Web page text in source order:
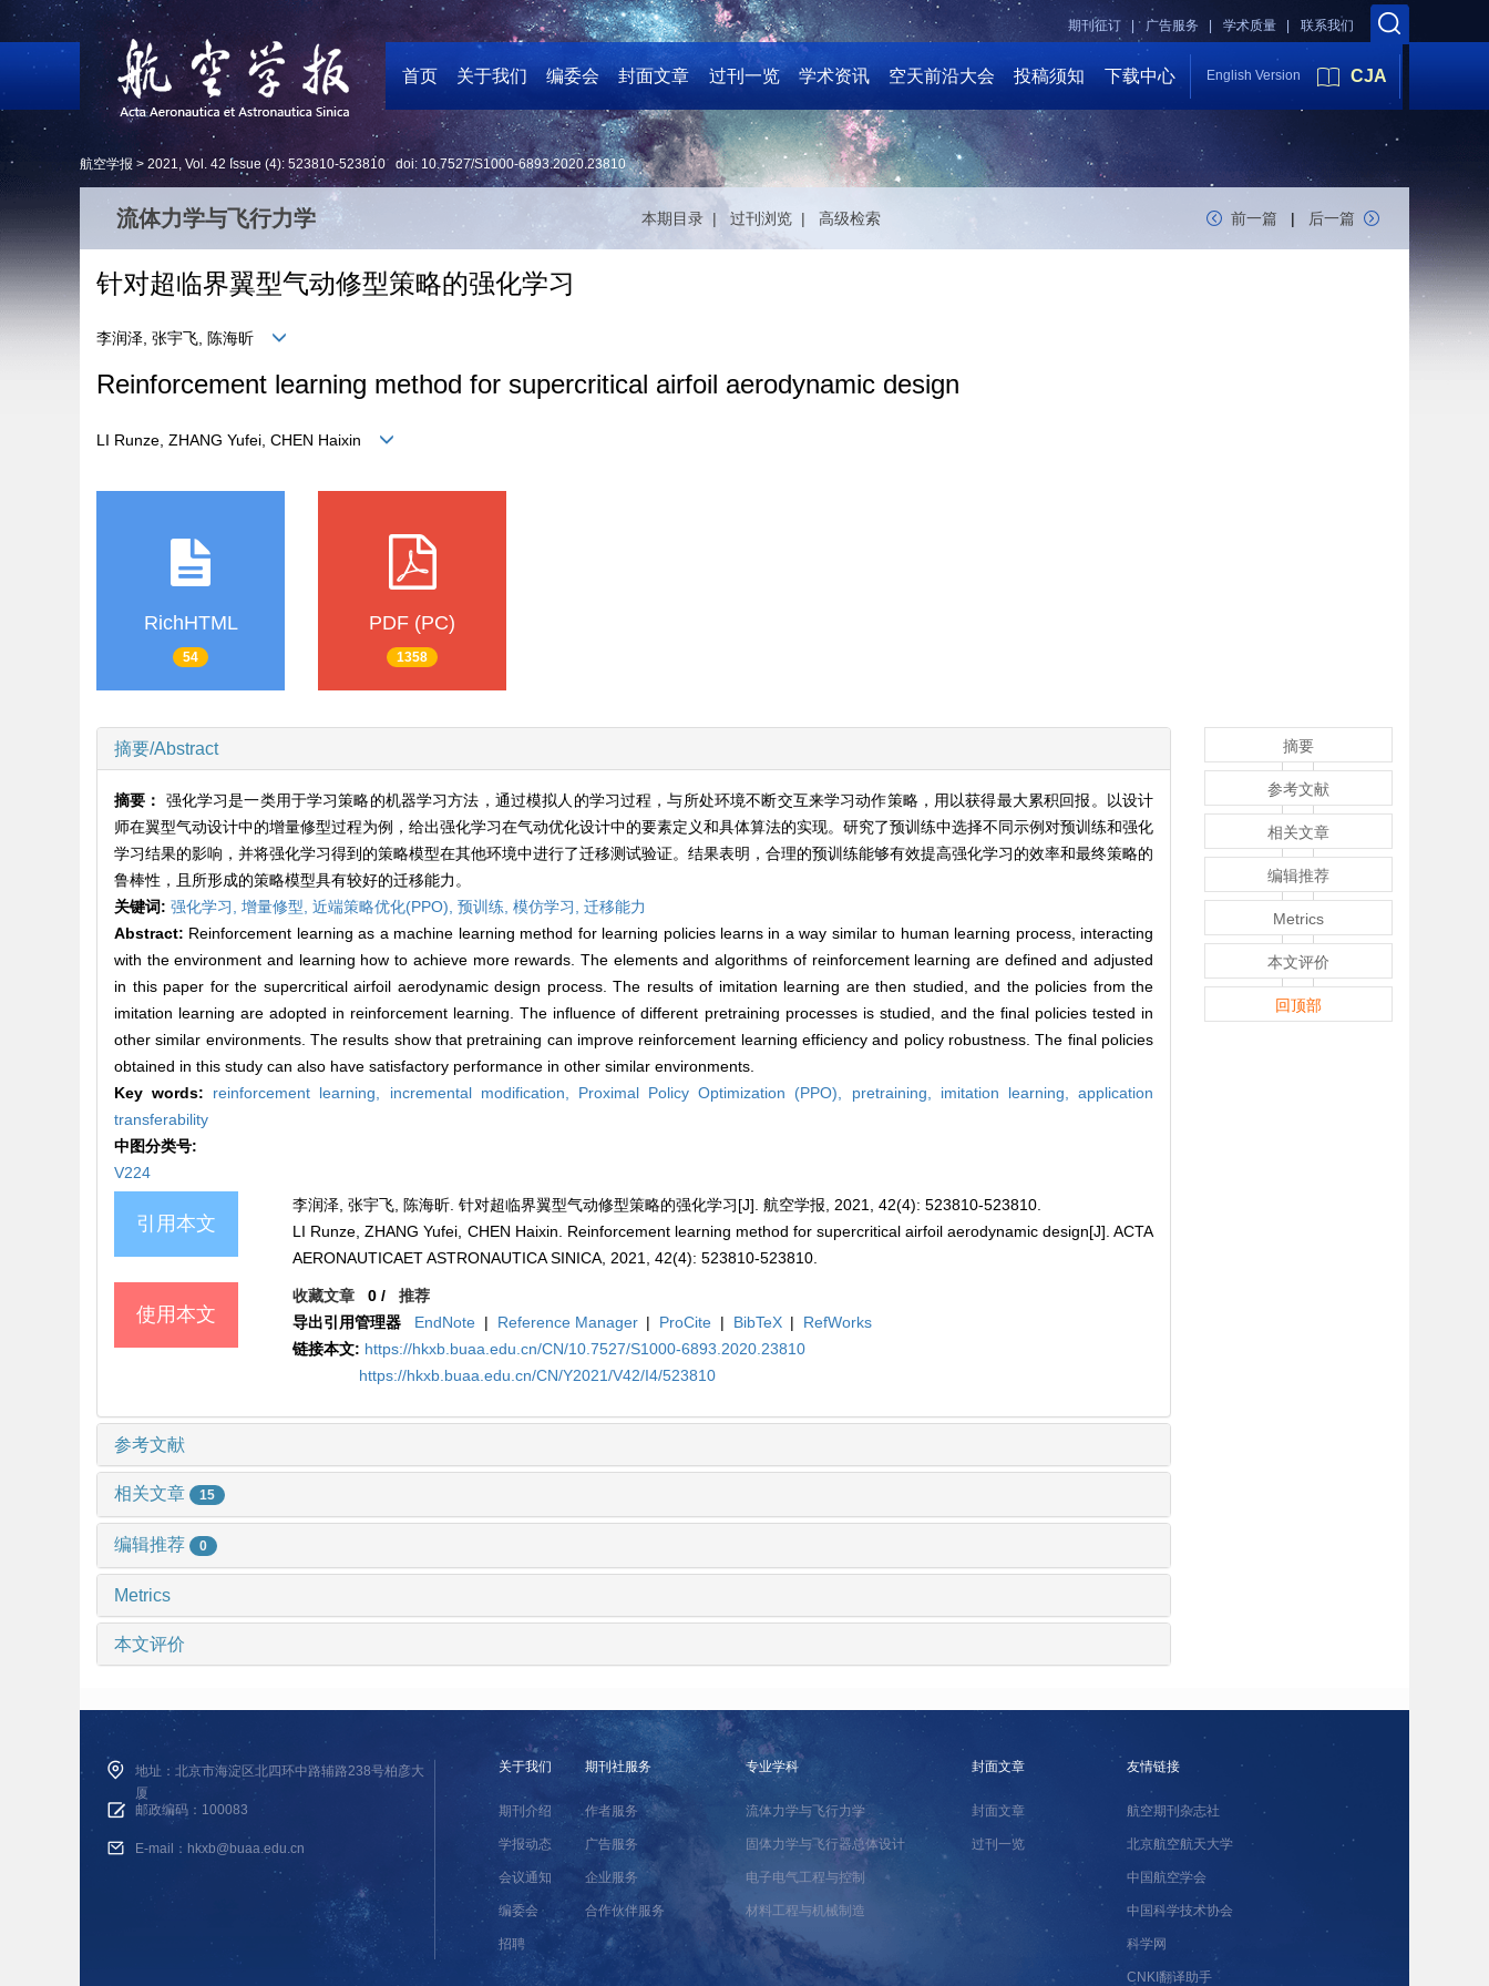
联系我们
学术质量 |
广告服务 |
期刊征订 |
首页 关于我们 编委会 封面文章 过刊一览 学术资讯 空天前沿大会 投稿须知 下载中心 English Version CJA
航空学报 > 2021, Vol. 42 Issue (4): 523810-523810 doi:10.7527/S1000-6893.2020.23810
流体力学与飞行力学 本期目录 | 过刊浏览 | 高级检索 前一篇 | 后一篇
针对超临界翼型气动修型策略的强化学习
李润泽, 张宇飞, 陈海昕
Reinforcement learning method for supercritical airfoil aerodynamic design
LI Runze, ZHANG Yufei, CHEN Haixin
RichHTML
54
PDF (PC)
1358
摘要/Abstract
摘要： 强化学习是一类用于学习策略的机器学习方法，通过模拟人的学习过程，与所处环境不断交互来学习动作策略，用以获得最大累积回报。以设计
师在翼型气动设计中的增量修型过程为例，给出强化学习在气动优化设计中的要素定义和具体算法的实现。研究了预训练中选择不同示例对预训练和强化
学习结果的影响，并将强化学习得到的策略模型在其他环境中进行了迁移测试验证。结果表明，合理的预训练能够有效提高强化学习的效率和最终策略的
鲁棒性，且所形成的策略模型具有较好的迁移能力。
关键词: 强化学习, 增量修型, 近端策略优化(PPO), 预训练, 模仿学习, 迁移能力
Abstract: Reinforcement learning as a machine learning method for learning policies learns in a way similar to human learning process, interacting
with the environment and learning how to achieve more rewards. The elements and algorithms of reinforcement learning are defined and adjusted
in this paper for the supercritical airfoil aerodynamic design process. The results of imitation learning are then studied, and the policies from the
imitation learning are adopted in reinforcement learning. The influence of different pretraining processes is studied, and the final policies tested in
other similar environments. The results show that pretraining can improve reinforcement learning efficiency and policy robustness. The final policies
obtained in this study can also have satisfactory performance in other similar environments.
Key words: reinforcement learning, incremental modification, Proximal Policy Optimization (PPO), pretraining, imitation learning,application
transferability
中图分类号:
V224
引用本文
李润泽, 张宇飞, 陈海昕. 针对超临界翼型气动修型策略的强化学习[J]. 航空学报, 2021, 42(4): 523810-523810.
LI Runze, ZHANG Yufei, CHEN Haixin. Reinforcement learning method for supercritical airfoil aerodynamic design[J]. ACTA
AERONAUTICAET ASTRONAUTICA SINICA, 2021, 42(4): 523810-523810.
使用本文
收藏文章 0 /推荐
导出引用管理器
EndNote | Reference Manager | ProCite | BibTeX |
RefWorks
链接本文: https://hkxb.buaa.edu.cn/CN/10.7527/S1000-6893.2020.23810
https://hkxb.buaa.edu.cn/CN/Y2021/V42/I4/523810
参考文献
相关文章 15
编辑推荐 0
Metrics
本文评价
摘要
参考文献
相关文章
编辑推荐
Metrics
本文评价
回顶部
地址：北京市海淀区北四环中路辅路238号柏彦大
厦
邮政编码：100083
E-mail：hkxb@buaa.edu.cn
关于我们
期刊介绍
学报动态
会议通知
编委会
招聘
期刊社服务
作者服务
广告服务
企业服务
合作伙伴服务
专业学科
流体力学与飞行力学
固体力学与飞行器总体设计
电子电气工程与控制
材料工程与机械制造
封面文章
封面文章
过刊一览
友情链接
航空期刊杂志社
北京航空航天大学
中国航空学会
中国科学技术协会
科学网
CNKI翻译助手